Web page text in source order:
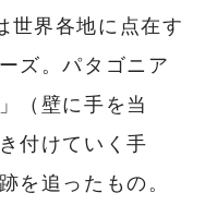
界各地に点在す
ズ。パタゴニア
（壁に手を当
付けていく手
を追ったもの。